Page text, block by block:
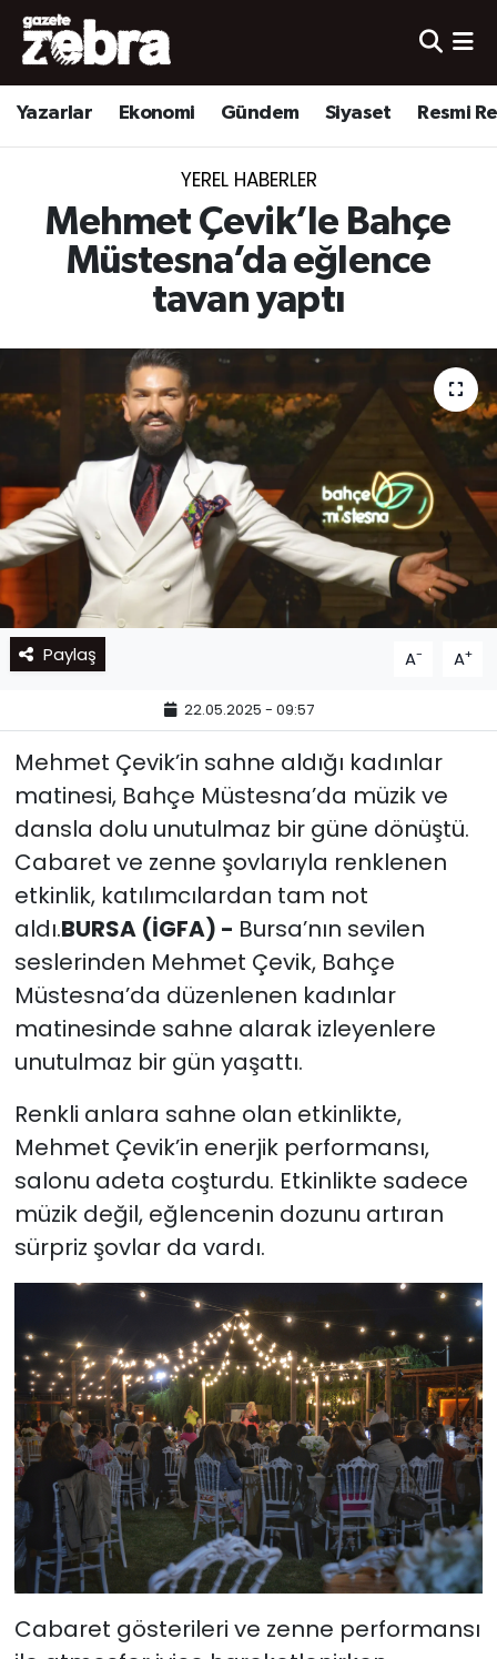
Yazarlar Ekonomi Gündem Siyaset Resmi
YEREL HABERLER
Mehmet Çevik’le Bahçe
Müstesna’da eğlence
tavan yaptı
Paylaş A- A+
22.05.2025 - 09:57
Mehmet Çevik’in sahne aldığı kadınlar
matinesi, Bahçe Müstesna’da müzik ve
dansla dolu unutulmaz bir güne dönüştü.
Cabaret ve zenne şovlarıyla renklenen
etkinlik, katılımcılardan tam not
aldı.BURSA (İGFA) - Bursa’nın sevilen
seslerinden Mehmet Çevik, Bahçe
Müstesna’da düzenlenen kadınlar
matinesinde sahne alarak izleyenlere
unutulmaz bir gün yaşattı.
Renkli anlara sahne olan etkinlikte,
Mehmet Çevik’in enerjik performansı,
salonu adeta coşturdu. Etkinlikte sadece
müzik değil, eğlencenin dozunu artıran
sürpriz şovlar da vardı.
Cabaret gösterileri ve zenne performansı
Yazarlar
Ekonomi
Yerel
Nöbetçi Eczaneler
Hava Durumu
Süper Lig Puan Durumu ve Fikstür
Tüm Manşetler
Son Dakika Haberleri
Haber Arşivi